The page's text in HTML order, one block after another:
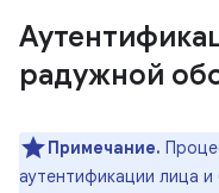
радужной
Примечание.
аутентификации лица